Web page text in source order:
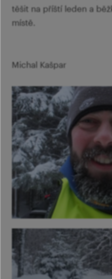
těšit na příští leden a
místě.
Michal Kašpar